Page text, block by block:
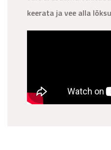
keerata ja vee alla